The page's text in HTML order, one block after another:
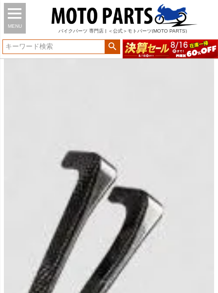
MENU
バイク パーツ 専門店 | ＜公式＞モトパーツ(MOTO PARTS)